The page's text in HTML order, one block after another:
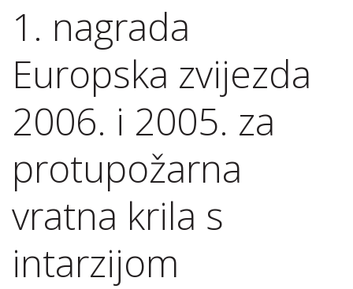
1. nagrada
Europska zvijezda
2006. i 2005. za
protupožarna
vratna krila s
intarzijom